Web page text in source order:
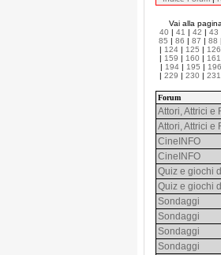
Vai alla
40 | 41 | 42 | 43
85 | 86 | 87 | 88 |
| 124 | 125 | 126
| 159 | 160 | 161
| 194 | 195 | 196
| 229 | 230 | 231
Forum
Attori, Attrici e
Attori, Attrici e
CineINFO
CineINFO
Quiz e giochi
Quiz e giochi
Sondaggi
Sondaggi
Sondaggi
Sondaggi